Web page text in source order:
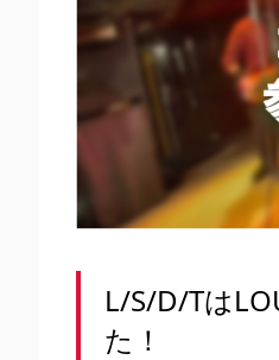
L/S/D/Tは
た！